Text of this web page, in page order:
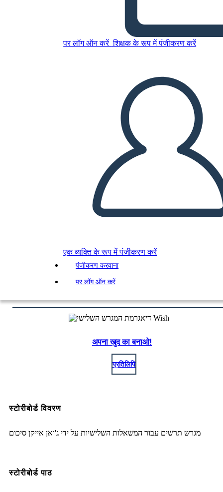
पर लॉग ऑन करें शिक्षक के रूप में पंजीकरण करें
एक व्यक्ति के रूप में पंजीकरण करें
पंजीकरण करवाना
पर लॉग ऑन करें
इस स्टोरीबोर्ड को कॉपी करें
स्टोरीबोर्ड बनाएं
मुझे पढ़कर सुनाओ
अपना खुद का बनाओ!
प्रतिलिपि
स्टोरीबोर्ड विवरण
מגרש תרשים עבור המשאלות השלישיות על ידי ג'ואן אייקן סיכום
स्टोरीबोर्ड पाठ